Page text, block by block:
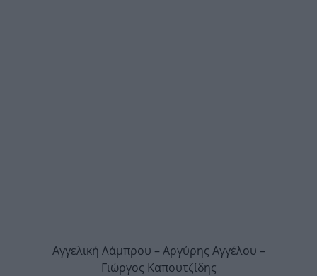
Αγγελική Λάμπρου – Αργύρης Αγγέλου –
Γιώργος Καπουτζίδης